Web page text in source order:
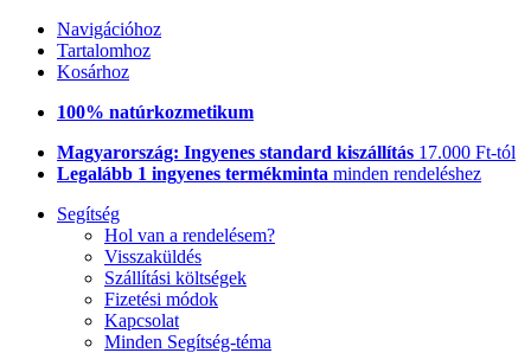
Navigációhoz
Tartalomhoz
Kosárhoz
100% natúrkozmetikum
Magyarország: Ingyenes standard kiszállítás 17.000 Ft-tól
Legalább 1 ingyenes termékminta minden rendeléshez
Segítség
Hol van a rendelésem?
Visszaküldés
Szállítási költségek
Fizetési módok
Kapcsolat
Minden Segítség-téma